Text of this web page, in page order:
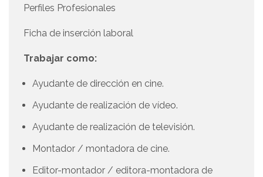
Perfiles Profesionales
Ficha de inserción laboral
Trabajar como:
Ayudante de dirección en cine.
Ayudante de realización de vídeo.
Ayudante de realización de televisión.
Montador / montadora de cine.
Editor-montador / editora-montadora de